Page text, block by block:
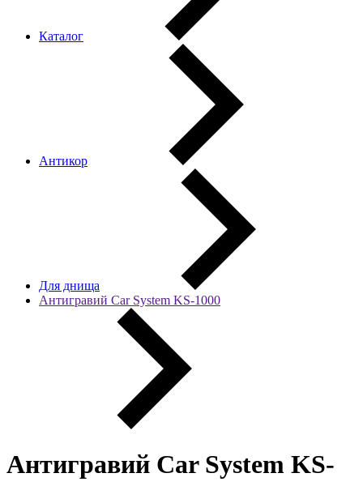
Каталог
Антикор
Для днища
Антигравий Car System KS-1000
Антигравий Car System KS-